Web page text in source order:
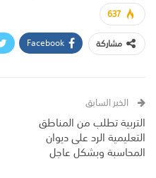
637
مشاركة
Facebook
الخبر السابق
التربية تطلب من المناطق
التعليمية الرد على ديوان
المحاسبة وبشكل عاجل